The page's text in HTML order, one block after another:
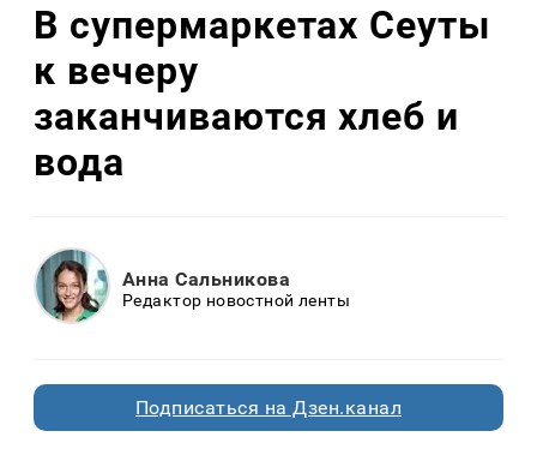
В супермаркетах Сеуты
к вечеру
заканчиваются хлеб и
вода
Анна Сальникова
Редактор новостной ленты
Подписаться на Дзен.канал